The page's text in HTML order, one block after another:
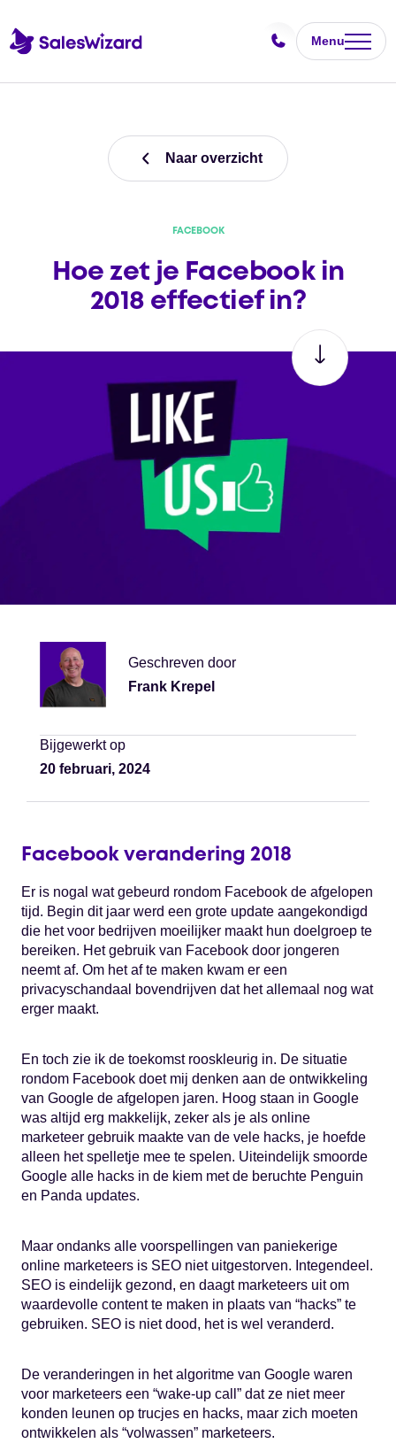
Menu
Naar overzicht
FACEBOOK
Hoe zet je Facebook in
2018 effectief in?
Geschreven door
Frank Krepel
Bijgewerkt op
20 februari, 2024
Facebook verandering 2018
Er is nogal wat gebeurd rondom Facebook de afgelopen
tijd. Begin dit jaar werd een grote update aangekondigd
die het voor bedrijven moeilijker maakt hun doelgroep te
bereiken. Het gebruik van Facebook door jongeren
neemt af. Om het af te maken kwam er een
privacyschandaal bovendrijven dat het allemaal nog wat
erger maakt.
En toch zie ik de toekomst rooskleurig in. De situatie
rondom Facebook doet mij denken aan de ontwikkeling
van Google de afgelopen jaren. Hoog staan in Google
was altijd erg makkelijk, zeker als je als online
marketeer gebruik maakte van de vele hacks, je hoefde
alleen het spelletje mee te spelen. Uiteindelijk smoorde
Google alle hacks in de kiem met de beruchte Penguin
en Panda updates.
Maar ondanks alle voorspellingen van paniekerige
online marketeers is SEO niet uitgestorven. Integendeel.
SEO is eindelijk gezond, en daagt marketeers uit om
waardevolle content te maken in plaats van “hacks” te
gebruiken. SEO is niet dood, het is wel veranderd.
De veranderingen in het algoritme van Google waren
voor marketeers een “wake-up call” dat ze niet meer
konden leunen op trucjes en hacks, maar zich moeten
ontwikkelen als “volwassen” marketeers.